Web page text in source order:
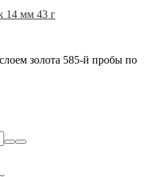
14 мм 43 г
золота 585-й пробы по